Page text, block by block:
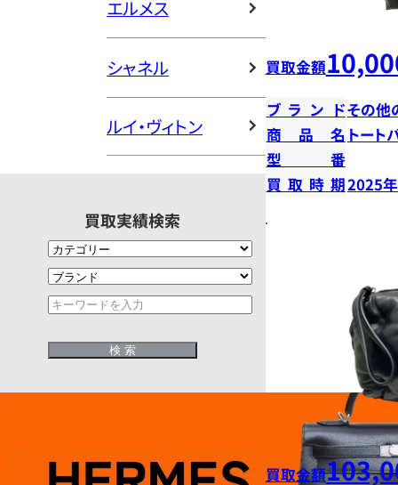
エルメス
シャネル
ルイ・ヴィトン
買取実績検索
買取金額
ブランドその他
商品名 トート
型番
買取時期2025
買取金額